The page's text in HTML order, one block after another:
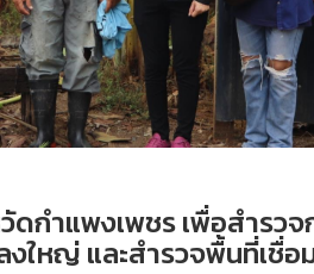
กำแพงเพชร เพื่อสำรว
ใหญ่ และสำรวจพื้นที่เชื่อ